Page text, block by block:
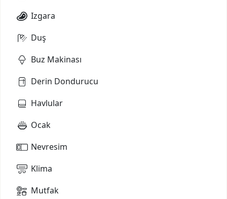
Izgara
Duş
Buz Makinası
Derin Dondurucu
Havlular
Ocak
Nevresim
Klima
Mutfak